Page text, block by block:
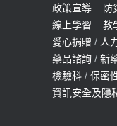
預約
2022-01-07
114年【公
預約
2025-09-30
政策宣導
防
線上學習
教
愛心捐贈 / 人
藥品諮詢 / 新
檢驗科 / 保密
資訊安全及隱